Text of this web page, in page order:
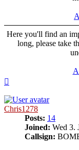
Here you'll find an
long, please take
Chris1278
Posts: 14
Joined: Wed 3.
Callsign: